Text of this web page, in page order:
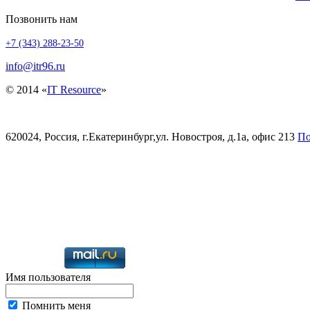
Позвонить нам
+7 (343) 288-23-50
info@itr96.ru
© 2014 «IT Resource»
620024, Россия, г.Екатеринбург,ул. Новостроя, д.1а, офис 213
Имя пользователя
Помнить меня